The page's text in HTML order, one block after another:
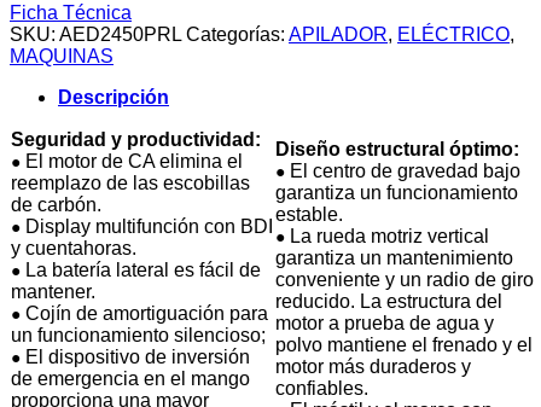
Ficha Técnica
SKU: AED2450PRL Categorías: APILADOR, ELÉCTRICO,
MAQUINAS
Descripción
Seguridad y productividad:
● El motor de CA elimina el
reemplazo de las escobillas
de carbón.
● Display multifunción con BDI
y cuentahoras.
● La batería lateral es fácil de
mantener.
● Cojín de amortiguación para
un funcionamiento silencioso;
● El dispositivo de inversión
de emergencia en el mango
proporciona una mayor
Diseño estructural óptimo:
● El centro de gravedad bajo
garantiza un funcionamiento
estable.
● La rueda motriz vertical
garantiza un mantenimiento
conveniente y un radio de giro
reducido. La estructura del
motor a prueba de agua y
polvo mantiene el frenado y el
motor más duraderos y
confiables.